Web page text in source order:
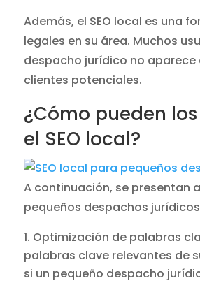
Además, el SEO local es una
legales en su área. Muchos
despacho jurídico no aparece
clientes potenciales.
¿Cómo pueden
el SEO local?
A continuación, se presentan
pequeños despachos
Optimización de palabras
palabras clave relevantes de
si un pequeño despacho